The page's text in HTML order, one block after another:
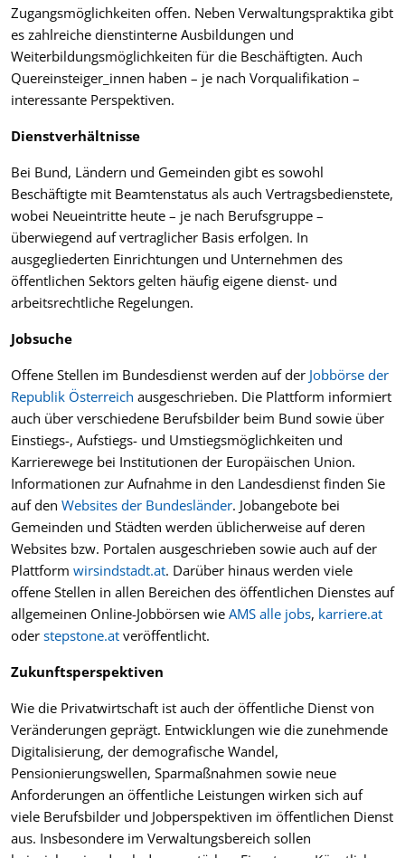
Zugangsmöglichkeiten offen. Neben Verwaltungspraktika gibt
es zahlreiche dienstinterne Ausbildungen und
Weiterbildungsmöglichkeiten für die Beschäftigten. Auch
Quereinsteiger_innen haben – je nach Vorqualifikation –
interessante Perspektiven.
Dienstverhältnisse
Bei Bund, Ländern und Gemeinden gibt es sowohl
Beschäftigte mit Beamtenstatus als auch Vertragsbedienstete,
wobei Neueintritte heute – je nach Berufsgruppe –
überwiegend auf vertraglicher Basis erfolgen. In
ausgegliederten Einrichtungen und Unternehmen des
öffentlichen Sektors gelten häufig eigene dienst- und
arbeitsrechtliche Regelungen.
Jobsuche
Offene Stellen im Bundesdienst werden auf der Jobbörse der
Republik Österreich ausgeschrieben. Die Plattform informiert
auch über verschiedene Berufsbilder beim Bund sowie über
Einstiegs-, Aufstiegs- und Umstiegsmöglichkeiten und
Karrierewege bei Institutionen der Europäischen Union.
Informationen zur Aufnahme in den Landesdienst finden Sie
auf den Websites der Bundesländer. Jobangebote bei
Gemeinden und Städten werden üblicherweise auf deren
Websites bzw. Portalen ausgeschrieben sowie auch auf der
Plattform wirsindstadt.at. Darüber hinaus werden viele
offene Stellen in allen Bereichen des öffentlichen Dienstes auf
allgemeinen Online-Jobbörsen wie AMS alle jobs, karriere.at
oder stepstone.at veröffentlicht.
Zukunftsperspektiven
Wie die Privatwirtschaft ist auch der öffentliche Dienst von
Veränderungen geprägt. Entwicklungen wie die zunehmende
Digitalisierung, der demografische Wandel,
Pensionierungswellen, Sparmaßnahmen sowie neue
Anforderungen an öffentliche Leistungen wirken sich auf
viele Berufsbilder und Jobperspektiven im öffentlichen Dienst
aus. Insbesondere im Verwaltungsbereich sollen